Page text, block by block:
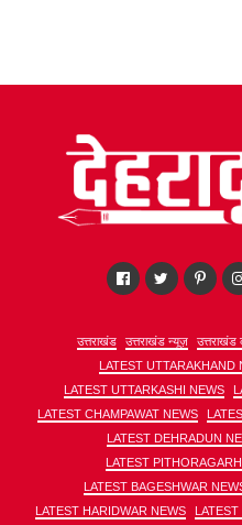
उत्तराखंड उत्तराखंड न्यूज़ उत्तराखंड
LATEST UTTARAKHAND
LATEST UTTARKASHI NEWS
LATEST CHAMPAWAT NEWS
LATEST DEHRADUN
LATEST
LATEST BAGESHWAR
LATEST HARIDWAR NEWS